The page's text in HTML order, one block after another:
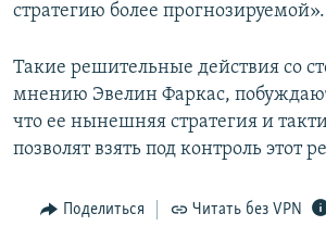
стратегию более прогнозируемой».
Такие решительные действия со
мнению Эвелин Фаркас,
что ее нынешняя стратегия и
позволят взять под контроль этот
Поделиться Читать без VPN